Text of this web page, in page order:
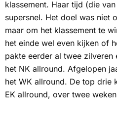
klassement. Haar tijd (die
supersnel. Het doel was niet
maar om het klassement te
het einde wel even kijken of
pakte eerder al twee zilveren
het NK allround. Afgelopen
het WK allround. De top drie
EK allround, over twee